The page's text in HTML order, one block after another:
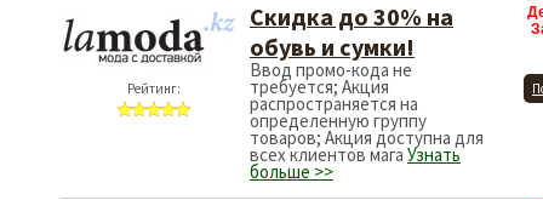
Рейтинг:
Скидка до 30% на
обувь и сумки!
Ввод промо-кода не
требуется; Акция
распространяется на
определенную группу
товаров; Акция доступна для
всех клиентов мага Узнать
больше >>